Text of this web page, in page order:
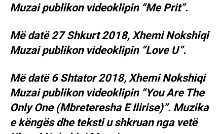
Muzai publikon videoklipin “Me Prit”.
Më datë 27 Shkurt 2018, Xhemi Nokshiqi
Muzai publikon videoklipin “Love U”.
Më datë 6 Shtator 2018, Xhemi Nokshiqi
Muzai publikon videoklipin “You Are The
Only One (Mbreteresha E Ilirise)”. Muzika
e këngës dhe teksti u shkruan nga vetë